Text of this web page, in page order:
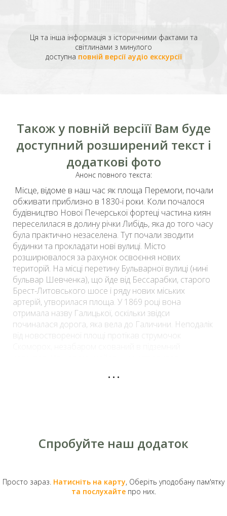
Ця та інша інформація з історичними фактами та
світлинами з минулого
доступна повній версії аудіо екскурсії
Також у повній версіїї Вам буде
доступний розширений текст і
додаткові фото
Анонс повного текста:
Місце, відоме в наш час як площа Перемоги, почали
обживати приблизно в 1830-і роки. Коли почалося
будівництво Нової Печерської фортеці частина киян
переселилася в долину річки Либідь, яка до того часу
була практично незаселена. Тут почали зводити
будинки та прокладати нові вулиці. Місто
розширювалося за рахунок освоєння нових
територій. На місці перетину Бульварної вулиці (нині
бульвар Шевченка), що йде від Бессарабки, старого
Брест-Литовського шосе і ряду нових міських
артерій, утворилася площа. У 1869 році вона
отримала назву Галицької, оскільки звідси
починалася дорога, яка вела до Галичини. Неподалік
від новоствореної площі протікав струмочок
...
Спробуйте наш додаток
Просто зараз. Натисніть на карту, Оберіть уподобану пам'ятку
та послухайтепро них.